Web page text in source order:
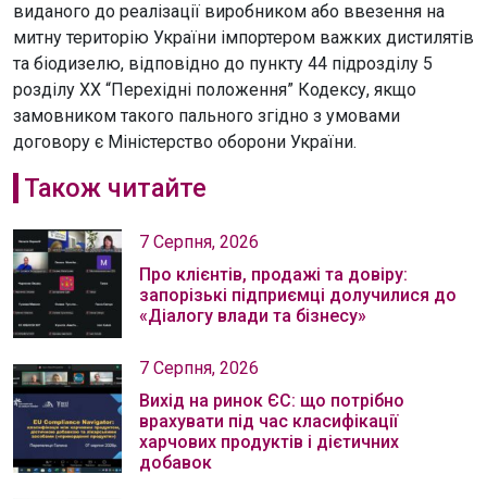
виданого до реалізації виробником або ввезення на
митну територію України імпортером важких дистилятів
та біодизелю, відповідно до пункту 44 підрозділу 5
розділу XX “Перехідні положення” Кодексу, якщо
замовником такого пального згідно з умовами
договору є Міністерство оборони України.
Також читайте
7 Серпня, 2026
Про клієнтів, продажі та довіру:
запорізькі підприємці долучилися до
«Діалогу влади та бізнесу»
7 Серпня, 2026
Вихід на ринок ЄС: що потрібно
врахувати під час класифікації
харчових продуктів і дієтичних
добавок